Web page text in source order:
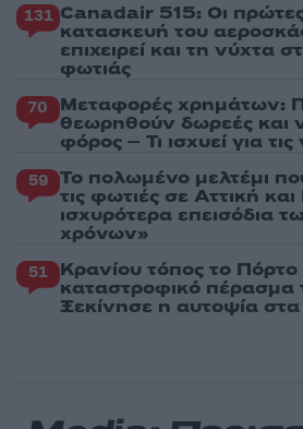
131 Canadair 515: Οι
κατασκευή του
επιχειρεί και τη νύχτα
φωτιάς
70 Μεταφορές χρημάτων:
θεωρηθούν δωρεές και
φόρος – Τι ισχυεί για
59 Το πολωμένο μελτέμι
τις φωτιές σε Αττική
ισχυρότερα επεισόδια
χρόνων»
51 Κρανίου τόπος το
καταστροφικό πέρασμα
Ξεκίνησε η αυτοψία